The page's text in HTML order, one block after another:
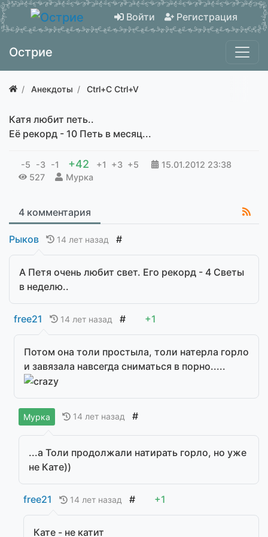
Войти Регистрация
Острие
Анекдоты Ctrl+C Ctrl+V
Катя любит петь..
Её рекорд - 10 Петь в месяц...
-5 -3 -1 +42 +1 +3 +5 15.01.2012 23:38
527
Мурка
4 комментария
Рыков 14 лет назад #
А Петя очень любит свет. Его рекорд - 4 Светы
в неделю..
free21 14 лет назад # +1
Потом она толи простыла, толи натерла горло
и завязала навсегда сниматься в порно.....
Мурка 14 лет назад #
...а Толи продолжали натирать горло, но уже
не Кате))
free21 14 лет назад # +1
Кате - не катит